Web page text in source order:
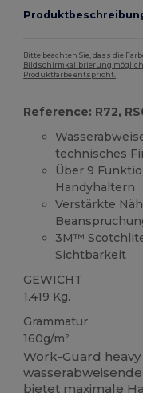
Bitte beachten Sie, dass die
Bildschirmkalibrierung
Produktfarbe entspricht.
Reference: R72,
technisches
Über 9
Handyhaltern
Verstärkte
3M™
Sichtbarkeit
GEWICHT
1.419 Kg.
Grammatur
160g/m²
Work-Guard
bietet maximale